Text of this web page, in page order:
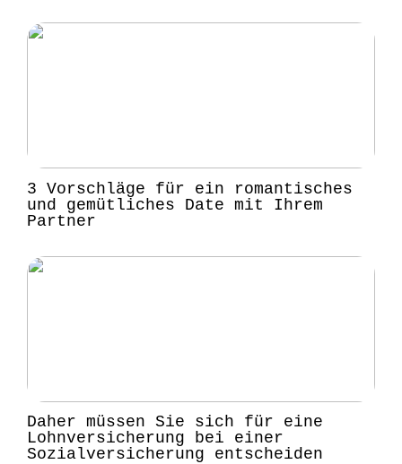
3 Vorschläge für ein romantisches
und gemütliches Date mit Ihrem
Partner
Daher müssen Sie sich für eine
Lohnversicherung bei einer
Sozialversicherung entscheiden